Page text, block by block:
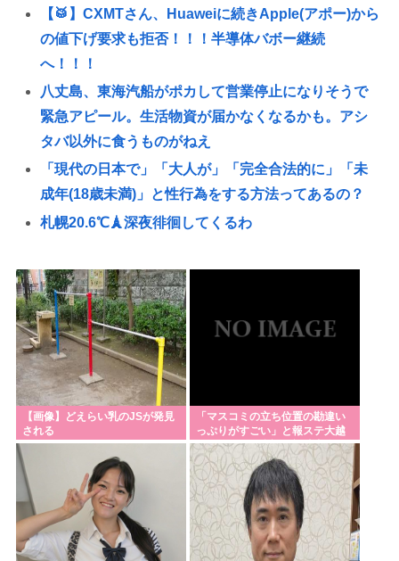
【🥁】CXMTさん、Huaweiに続きApple(アポー)から
の値下げ要求も拒否！！！半導体バボー継続
へ！！！
八丈島、東海汽船がポカして営業停止になりそうで
緊急アピール。生活物資が届かなくなるかも。アシ
タバ以外に食うものがねえ
「現代の日本で」「大人が」「完全合法的に」「未
成年(18歳未満)」と性行為をする方法ってあるの？
札幌20.6℃🗼深夜徘徊してくるわ
でも出来る！お盆休みにやってみなイカ？
青春18きっぷで旅してみたかった人生🚞
【動画】電車のドア前に居座るチー牛、どつかれる
高市洋一「内閣人事局がようやくワークした。」→
財務省官僚の左遷記事を喜んでポスト
【画像】高市早苗、殺されることに怯え始めるwww
韓国サッカー協会わ警察が家宅捜索 書類を押収し監
督選考の過程を調査 <\`皿´>
【サッカー】板倉滉は「めっちゃモテる」 年収7億
円・お洒落・包容力…超愛される日本代表
熊本市が地震犠牲者の氏名を公表後に撤回 「遺族同
【画像】どえらい乳のJSが発見
される
「マスコミの立ち位置の勘違い
っぷりがすごい」と報ステ大越
キャスターの台詞に視聴者絶
句、高市とトランプ